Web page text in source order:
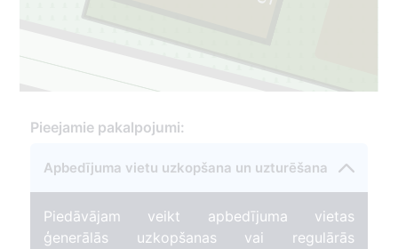
Pieejamie pakalpojumi:
Apbedījuma vietu uzkopšana un uzturēšana
Piedāvājam veikt apbedījuma vietas
ģenerālās uzkopšanas vai regulārās